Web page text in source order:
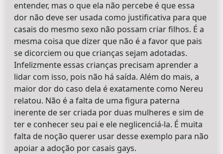
entender, mas o que ela não percebe é que essa
dor não deve ser usada como justificativa para que
casais do mesmo sexo não possam criar filhos. É a
mesma coisa que dizer que não é a favor que pais
se dicorciem ou que crianças sejam adotadas.
Infelizmente essas crianças precisam aprender a
lidar com isso, pois não há saída. Além do mais, a
maior dor do caso dela é exatamente como Nereu
relatou. Não é a falta de uma figura paterna
inerente de ser criada por duas mulheres e sim de
ter e conhecer seu pai e ele neglicenciá-la. É muita
falta de noção querer usar desse exemplo para não
apoiar a adoção por casais gays.